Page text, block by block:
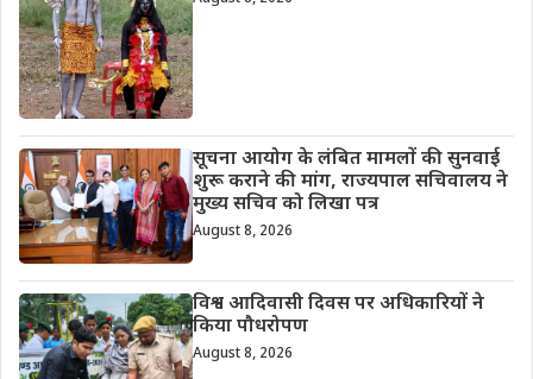
सूचना आयोग के लंबित मामलों की सुनवाई
शुरू कराने की मांग, राज्यपाल सचिवालय ने
मुख्य सचिव को लिखा पत्र
August 8, 2026
विश्व आदिवासी दिवस पर अधिकारियों ने
किया पौधरोपण
August 8, 2026